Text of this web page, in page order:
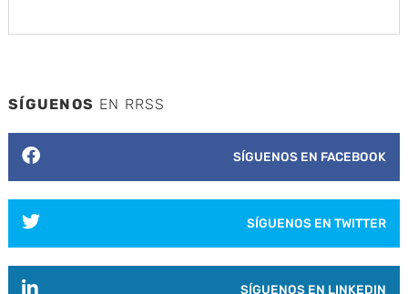
SÍGUENOS EN RRSS
SÍGUENOS EN FACEBOOK
SÍGUENOS EN TWITTER
SÍGUENOS EN LINKEDIN